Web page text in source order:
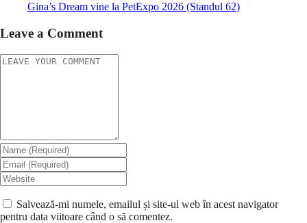
Gina’s Dream vine la PetExpo 2026 (Standul 62)
Leave a Comment
Salvează-mi numele, emailul și site-ul web în acest navigator
pentru data viitoare când o să comentez.